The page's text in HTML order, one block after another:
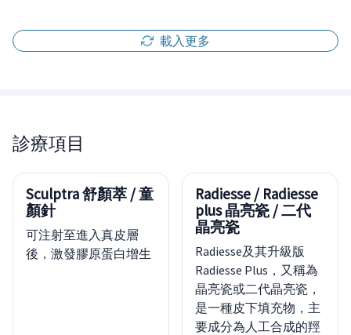
載入更多
診療項目
Sculptra 舒顏萃 / 童
顏針
可注射至進入真皮層
後，激發膠原蛋白增生
Radiesse / Radiesse
plus 晶亮瓷 / 二代
晶亮瓷
Radiesse及其升級版
Radiesse Plus，又稱為
晶亮瓷或二代晶亮瓷，
是一種皮下填充物，主
要成分為人工合成的羥